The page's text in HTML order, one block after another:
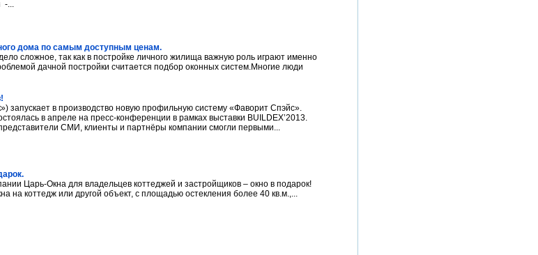
-...
дома по самым доступным ценам.
сложное, так как в постройке личного жилища важную роль играют именно
дачной постройки считается подбор оконных систем.Многие люди
запускает в производство новую профильную систему «Фаворит Спэйс».
в апреле на пресс-конференции в рамках выставки BUILDEX’2013.
СМИ, клиенты и партнёры компании смогли первыми...
Царь-Окна для владельцев коттеджей и застройщиков – окно в подарок!
на коттедж или другой объект, с площадью остекления более 40 кв.м.,...